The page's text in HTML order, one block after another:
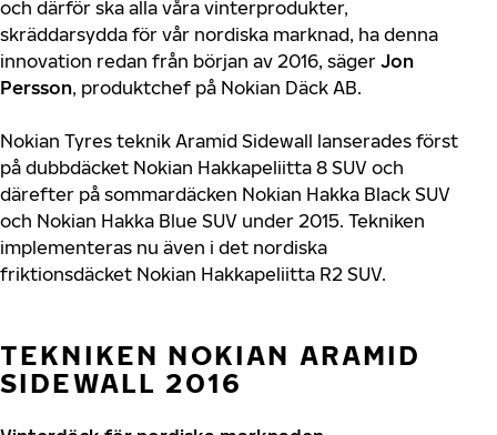
och därför ska alla våra vinterprodukter,
skräddarsydda för vår nordiska marknad, ha denna
innovation redan från början av 2016, säger Jon
Persson, produktchef på Nokian Däck AB.
Nokian Tyres teknik Aramid Sidewall lanserades först
på dubbdäcket Nokian Hakkapeliitta 8 SUV och
därefter på sommardäcken Nokian Hakka Black SUV
och Nokian Hakka Blue SUV under 2015. Tekniken
implementeras nu även i det nordiska
friktionsdäcket Nokian Hakkapeliitta R2 SUV.
TEKNIKEN NOKIAN ARAMID
SIDEWALL 2016